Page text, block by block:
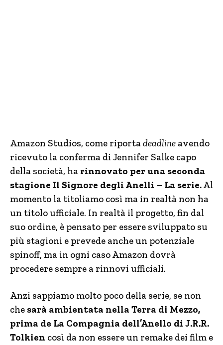
Amazon Studios, come riportadeadline avendo
ricevuto la conferma di Jennifer Salke capo
della società, ha rinnovato per una seconda
stagione Il Signore degli Anelli – La serie.Al
momento la titoliamo così ma in realtà non ha
un titolo ufficiale. In realtà il progetto, fin dal
suo ordine, è pensato per essere sviluppato su
più stagioni e prevede anche un potenziale
spinoff, ma in ogni caso Amazon dovrà
procedere sempre a rinnovi ufficiali.
Anzi sappiamo molto poco della serie, se non
che sarà ambientata nella Terra di Mezzo,
prima de La Compagnia dell’Anello di J.R.R.
Tolkien così da non essere un remake dei film e